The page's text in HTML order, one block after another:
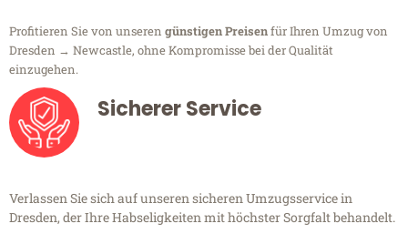
Profitieren Sie von unseren günstigen Preisenfür Ihren Umzug von
Dresden → Newcastle, ohne Kompromisse bei der Qualität
einzugehen.
Sicherer Service
Verlassen Sie sich auf unseren sicheren Umzugsservice in
Dresden, der Ihre Habseligkeiten mit höchster Sorgfalt behandelt.